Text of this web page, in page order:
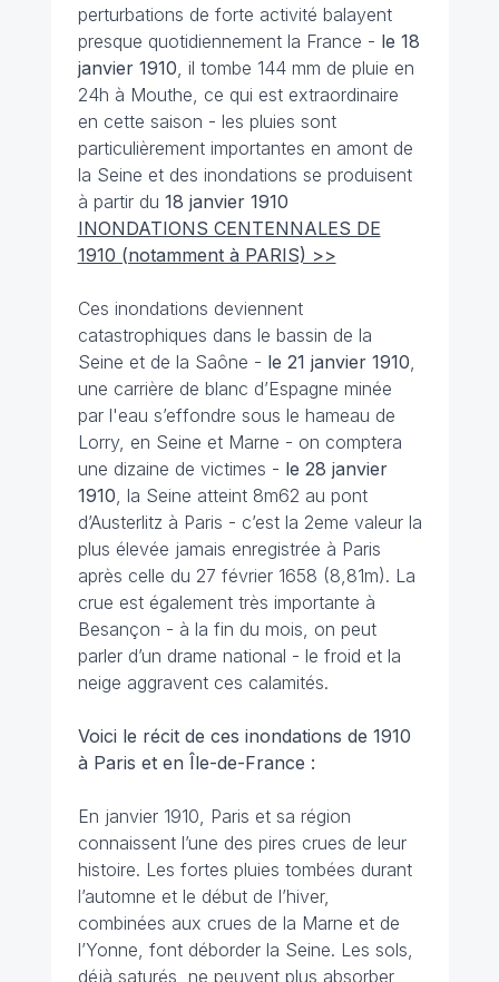
perturbations de forte activité balayent
presque quotidiennement la France - le 18
janvier 1910, il tombe 144 mm de pluie en
24h à Mouthe, ce qui est extraordinaire
en cette saison - les pluies sont
particulièrement importantes en amont de
la Seine et des inondations se produisent
à partir du 18 janvier 1910
INONDATIONS CENTENNALES DE
1910 (notamment à PARIS) >>
Ces inondations deviennent
catastrophiques dans le bassin de la
Seine et de la Saône - le 21 janvier 1910,
une carrière de blanc d’Espagne minée
par l'eau s’effondre sous le hameau de
Lorry, en Seine et Marne - on comptera
une dizaine de victimes - le 28 janvier
1910, la Seine atteint 8m62 au pont
d’Austerlitz à Paris - c’est la 2eme valeur la
plus élevée jamais enregistrée à Paris
après celle du 27 février 1658 (8,81m). La
crue est également très importante à
Besançon - à la fin du mois, on peut
parler d’un drame national - le froid et la
neige aggravent ces calamités.
Voici le récit de ces inondations de 1910
à Paris et en Île-de-France :
En janvier 1910, Paris et sa région
connaissent l’une des pires crues de leur
histoire. Les fortes pluies tombées durant
l’automne et le début de l’hiver,
combinées aux crues de la Marne et de
l’Yonne, font déborder la Seine. Les sols,
déjà saturés, ne peuvent plus absorber